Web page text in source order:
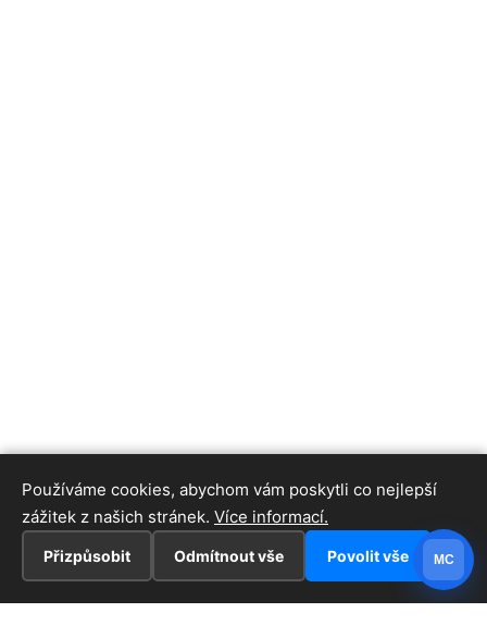
Používáme cookies, abychom vám poskytli co nejlepší
zážitek z našich stránek. Více informací.
Přizpůsobit Odmítnout vše Povolit vše MC